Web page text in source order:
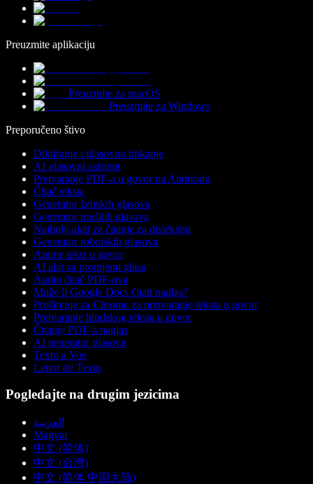
Preuzmite aplikaciju
Preuzmite za macOS
Preuzmite za Windows
Preporučeno štivo
Diktiranje i glasovno tipkanje
AI glasovni asistent
Pretvaranje PDF-a u govor na Androidu
Čitač teksta
Generator ženskih glasova
Generator muških glasova
Najbolji alati za čitanje za disleksiju
Generator robotskih glasova
Anime tekst u govor
AI alat za promjenu glasa
Audio čitač PDF-ova
Može li Google Docs čitati naglas?
Proširenje za Chrome za pretvaranje teksta u govor
Pretvaranje hindskog teksta u govor
Čitanje PDF-a naglas
AI generator glasova
Texto a Voz
Leitor de Texto
Pogledajte na drugim jezicima
العربية
Magyar
中文 (简体)
中文 (台灣)
中文 (简体 中国大陆)